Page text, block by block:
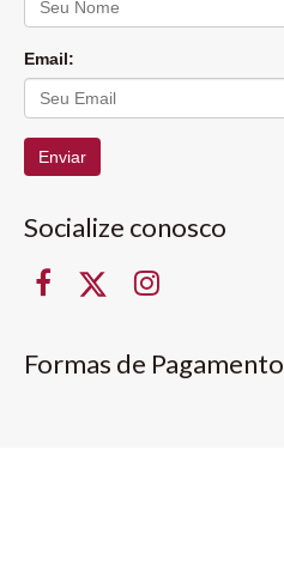
Email:
Enviar
Socialize conosco
Formas de Pagamento